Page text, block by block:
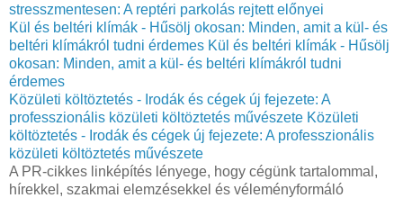
stresszmentesen: A reptéri parkolás rejtett előnyei
Kül és beltéri klímák - Hűsölj okosan: Minden, amit a kül- és
beltéri klímákról tudni érdemes Kül és beltéri klímák - Hűsölj
okosan: Minden, amit a kül- és beltéri klímákról tudni
érdemes
Közületi költöztetés - Irodák és cégek új fejezete: A
professzionális közületi költöztetés művészete Közületi
költöztetés - Irodák és cégek új fejezete: A professzionális
közületi költöztetés művészete
A PR-cikkes linképítés lényege, hogy cégünk tartalommal,
hírekkel, szakmai elemzésekkel és véleményformáló